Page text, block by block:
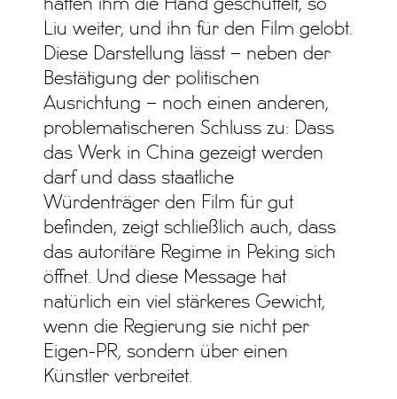
hätten ihm die Hand geschüttelt, so
Liu weiter, und ihn für den Film gelobt.
Diese Darstellung lässt – neben der
Bestätigung der politischen
Ausrichtung – noch einen anderen,
problematischeren Schluss zu: Dass
das Werk in China gezeigt werden
darf und dass staatliche
Würdenträger den Film für gut
befinden, zeigt schließlich auch, dass
das autoritäre Regime in Peking sich
öffnet. Und diese Message hat
natürlich ein viel stärkeres Gewicht,
wenn die Regierung sie nicht per
Eigen-PR, sondern über einen
Künstler verbreitet.